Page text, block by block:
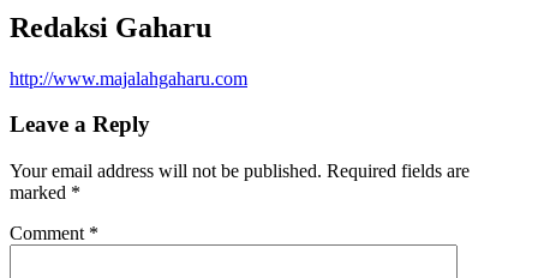
Redaksi Gaharu
http://www.majalahgaharu.com
Leave a Reply
Your email address will not be published. Required fields are
marked *
Comment *